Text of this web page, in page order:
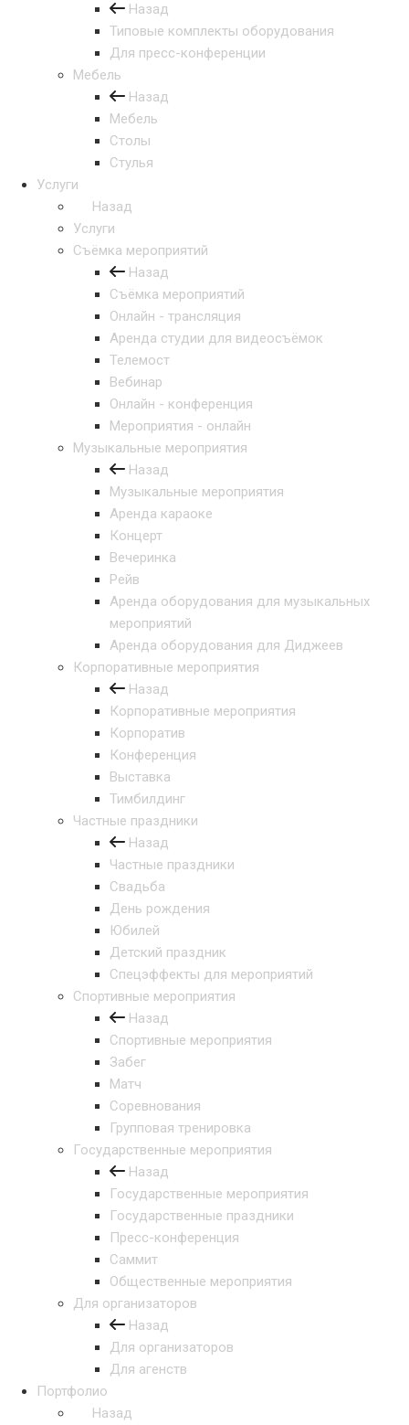
Назад
Типовые комплекты оборудования
Для пресс-конференции
Мебель
Назад
Мебель
Столы
Стулья
Услуги
Назад
Услуги
Съёмка мероприятий
Назад
Съёмка мероприятий
Онлайн - трансляция
Аренда студии для видеосъёмок
Телемост
Вебинар
Онлайн - конференция
Мероприятия - онлайн
Музыкальные мероприятия
Назад
Музыкальные мероприятия
Аренда караоке
Концерт
Вечеринка
Рейв
Аренда оборудования для музыкальных
мероприятий
Аренда оборудования для Диджеев
Корпоративные мероприятия
Назад
Корпоративные мероприятия
Корпоратив
Конференция
Выставка
Тимбилдинг
Частные праздники
Назад
Частные праздники
Свадьба
День рождения
Юбилей
Детский праздник
Спецэффекты для мероприятий
Спортивные мероприятия
Назад
Спортивные мероприятия
Забег
Матч
Соревнования
Групповая тренировка
Государственные мероприятия
Назад
Государственные мероприятия
Государственные праздники
Пресс-конференция
Саммит
Общественные мероприятия
Для организаторов
Назад
Для организаторов
Для агенств
Портфолио
Назад